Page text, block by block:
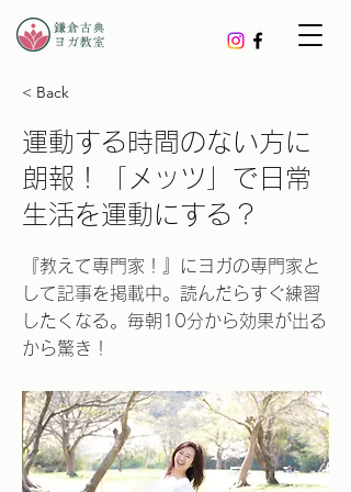
< Back
運動する時間のない方に
朗報！「メッツ」で日常
生活を運動にする？
『教えて専門家！』にヨガの専門家と
して記事を掲載中。読んだらすぐ練習
したくなる。毎朝10分から効果が出る
から驚き！